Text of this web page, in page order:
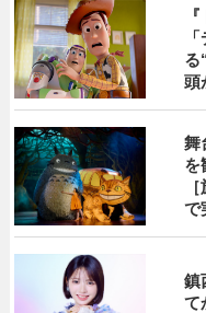
る
頭
舞
を
で
鎮
て